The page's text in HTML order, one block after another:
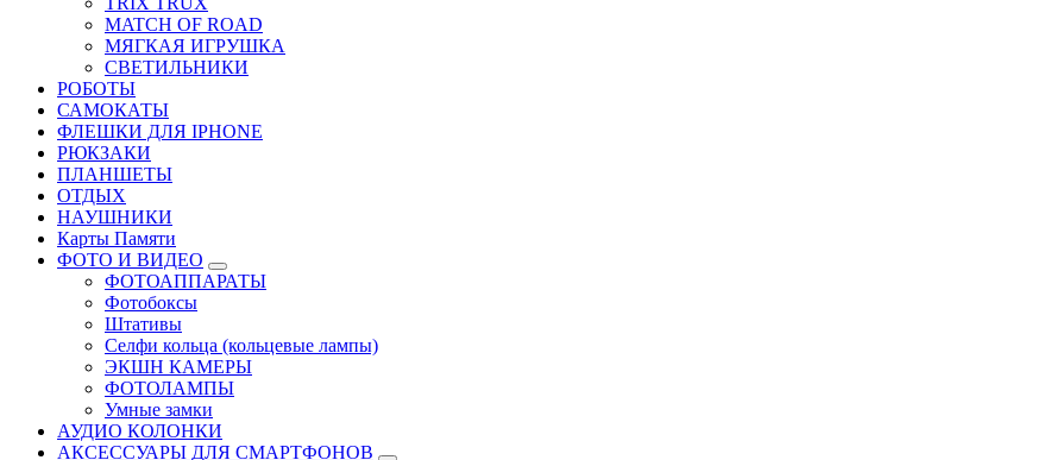
MATCH OF ROAD
МЯГКАЯ ИГРУШКА
СВЕТИЛЬНИКИ
РОБОТЫ
САМОКАТЫ
ФЛЕШКИ ДЛЯ IPHONE
РЮКЗАКИ
ПЛАНШЕТЫ
ОТДЫХ
НАУШНИКИ
Карты Памяти
ФОТО И ВИДЕО
ФОТОАППАРАТЫ
Фотобоксы
Штативы
Селфи кольца (кольцевые лампы)
ЭКШН КАМЕРЫ
ФОТОЛАМПЫ
Умные замки
АУДИО КОЛОНКИ
АКСЕССУАРЫ ДЛЯ СМАРТФОНОВ